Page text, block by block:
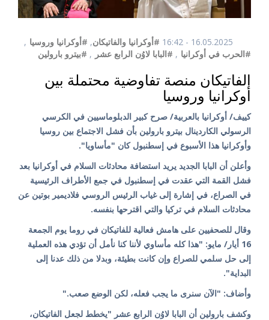
16.05.2025 - 16:42 #أوكرانيا والفاتيكان, #أوكرانيا وروسيا ,
#الحرب في أوكرانيا , #البابا لاوُن الرابع عشر , #بيترو بارولين
الفاتيكان منصة تفاوضية محتملة بين
أوكرانيا وروسيا
كييف/ أوكرانيا بالعربية/ صرح كبير الدبلوماسيين في الكرسي
الرسولي الكاردينال بيترو بارولين بأن فشل الاجتماع بين روسيا
وأوكرانيا هذا الأسبوع في إسطنبول كان "مأساويا".
وأعلن أن البابا الجديد يريد استضافة محادثات السلام في أوكرانيا بعد
فشل القمة التي عقدت في إسطنبول في جمع الأطراف الرئيسية
في الصراع، في إشارة إلى غياب الرئيس الروسي فلاديمير بوتين عن
محادثات السلام في تركيا والتي اقترحها بنفسه.
وقال للصحفيين على هامش فعالية للفاتيكان في روما يوم الجمعة
16 أيار/ مايو: "هذا كله مأساوي لأننا كنا نأمل أن تؤدي هذه العملية
إلى حل سلمي للصراع وإن كانت بطيئة، وبدلا من ذلك عدنا إلى
البداية".
وأضاف: "الآن سنرى ما يجب فعله، لكن الوضع صعب."
وكشف بارولين أن البابا لاوُن الرابع عشر "يخطط لجعل الفاتيكان،